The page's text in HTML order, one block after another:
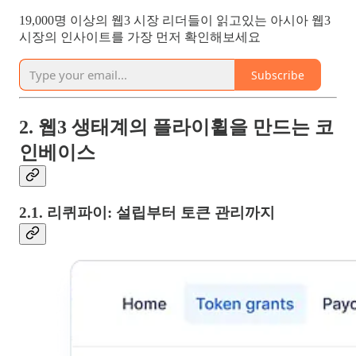
19,000명 이상의 웹3 시장 리더들이 읽고있는 아시아 웹3
시장의 인사이트를 가장 먼저 확인해보세요
Subscribe
2. 웹3 생태계의 플라이휠을 만드는 코
인베이스
2.1. 리퀴파이: 설립부터 토큰 관리까지